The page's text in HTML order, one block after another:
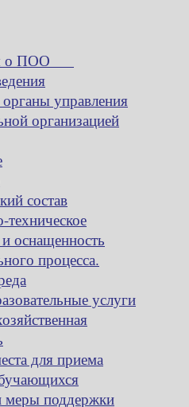
о ПОО
управления
организацией
состав
оснащенность
процесса.
услуги
для приема
меры поддержки